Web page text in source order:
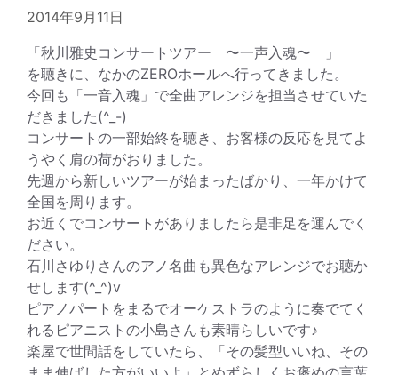
2014年9月11日
「秋川雅史コンサートツアー 〜一声入魂〜 」
を聴きに、なかのZEROホールへ行ってきました。
今回も「一音入魂」で全曲アレンジを担当させていた
だきました(^_-)
コンサートの一部始終を聴き、お客様の反応を見てよ
うやく肩の荷がおりました。
先週から新しいツアーが始まったばかり、一年かけて
全国を周ります。
お近くでコンサートがありましたら是非足を運んでく
ださい。
石川さゆりさんのアノ名曲も異色なアレンジでお聴か
せします(^_^)v
ピアノパートをまるでオーケストラのように奏でてく
れるピアニストの小島さんも素晴らしいです♪
楽屋で世間話をしていたら、「その髪型いいね、その